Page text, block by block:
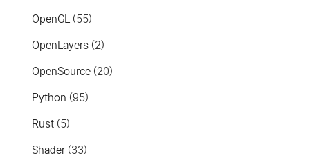
OpenGL (55)
OpenLayers (2)
OpenSource (20)
Python (95)
Rust (5)
Shader(33)